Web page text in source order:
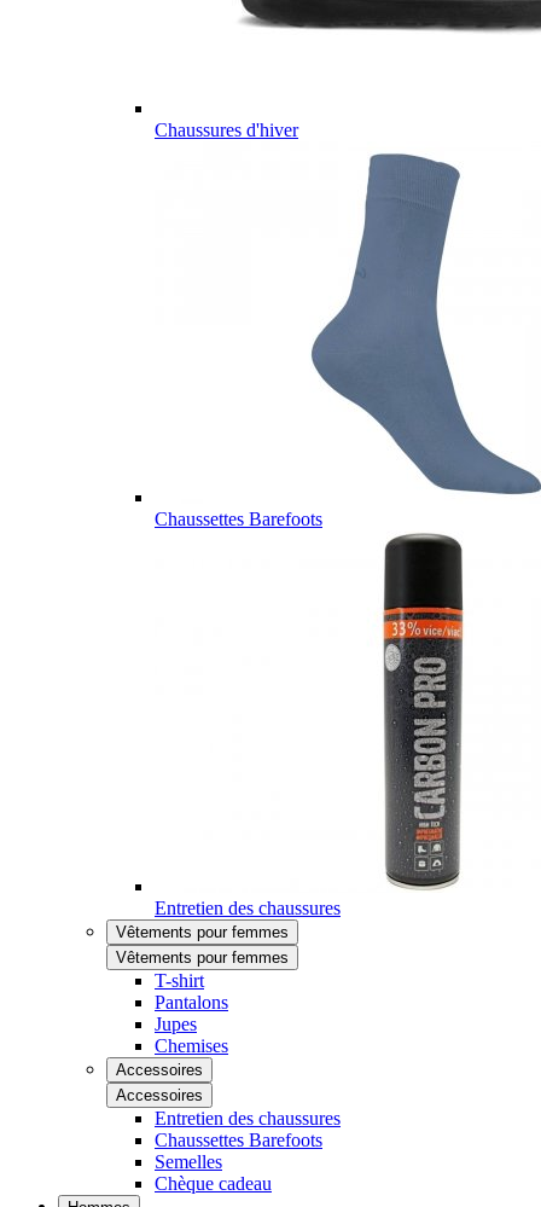
Chaussures d'hiver
Chaussettes Barefoots
Entretien des chaussures
Vêtements pour femmes
Vêtements pour femmes
T-shirt
Pantalons
Jupes
Chemises
Accessoires
Accessoires
Entretien des chaussures
Chaussettes Barefoots
Semelles
Chèque cadeau